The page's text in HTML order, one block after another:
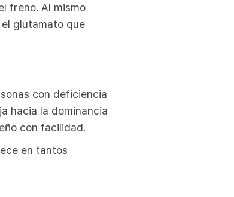
freno. Al mismo
glutamato que
con deficiencia
hacia la dominancia
con facilidad.
en tantos